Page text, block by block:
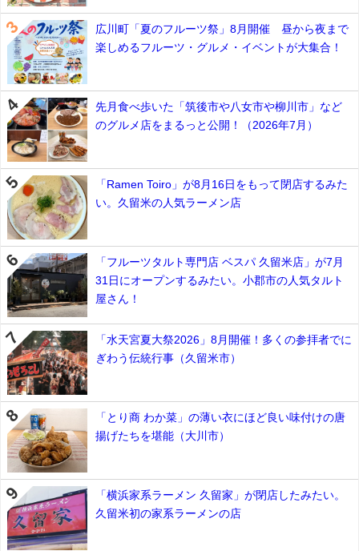
広川町「夏のフルーツ祭」8月開催 昼から夜まで
楽しめるフルーツ・グルメ・イベントが大集合！
先月食べ歩いた「筑後市や八女市や柳川市」など
のグルメ店をまるっと公開！（2026年7月）
「Ramen Toiro」が8月16日をもって閉店するみた
い。久留米の人気ラーメン店
「フルーツタルト専門店 ベスパ 久留米店」が7月
31日にオープンするみたい。小郡市の人気タルト
屋さん！
「水天宮夏大祭2026」8月開催！多くの参拝者でに
ぎわう伝統行事（久留米市）
「とり商 わか菜」の薄い衣にほど良い味付けの唐
揚げたちを堪能（大川市）
「横浜家系ラーメン 久留家」が閉店したみたい。
久留米初の家系ラーメンの店